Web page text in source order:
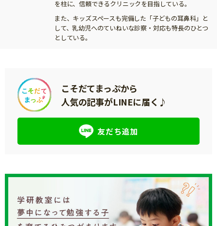
を柱に、信頼できるクリニックを目指している。
また、キッズスペースも完備した「子どもの耳鼻科」と
して、乳幼児へのていねいな診察・対応も特長のひとつ
としている。
こそだてまっぷから
人気の記事がLINEに届く♪
友だち追加